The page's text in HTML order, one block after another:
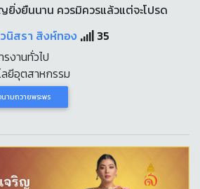
ยิ่งยืนนาน ควรมิควรแล้วแต่จะโปรด
นิสรา สิงห์ทอง
35
รงานทั่วไป
ยีอุตสาหกรรม
ามถวายพระพร